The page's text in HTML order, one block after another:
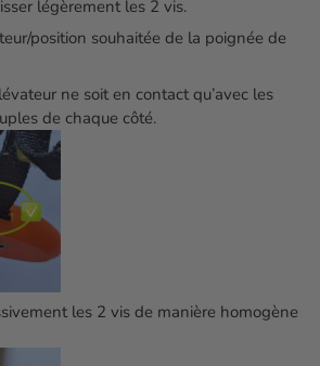
légèrement les 2 vis.
position souhaitée de la poignée de
ne soit en contact qu’avec les
de chaque côté.
les 2 vis de manière homogène